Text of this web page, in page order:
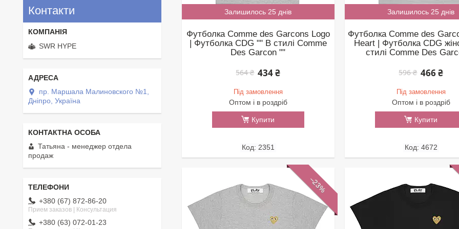
Залишилось 25 днів
Футболка Comme des Garcons Logo
| Футболка CDG "" В стилі Comme
Des Garcon ""
564 ₴ 434 ₴
Під замовлення
Оптом і в роздріб
Купити
2351
Залишилось 25 днів
Футболка Comme des
Heart | Футболка CDG
стилі Comme Des
596 ₴ 466 ₴
Під замовлення
Оптом і в роздріб
Купити
4672
–23%
Контакти
SWR HYPE
пр. Маршала Малиновского №1,
Дніпро, Україна
Татьяна - менеджер отдела
продаж
+380 (67) 872-86-20
Прием заказов | Консультация
+380 (63) 072-01-23